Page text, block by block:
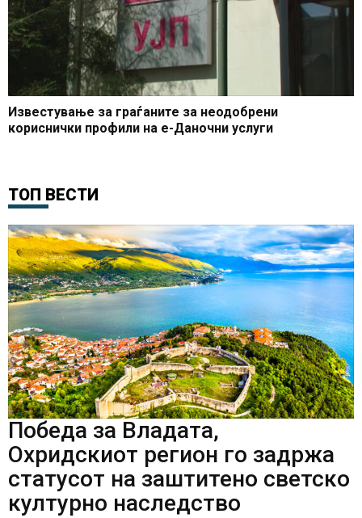
Известување за граѓаните за неодобрени
кориснички профили на е-Даночни услуги
ТОП ВЕСТИ
Победа за Владата,
Охридскиот регион го задржа
статусот на заштитено светско
културно наследство